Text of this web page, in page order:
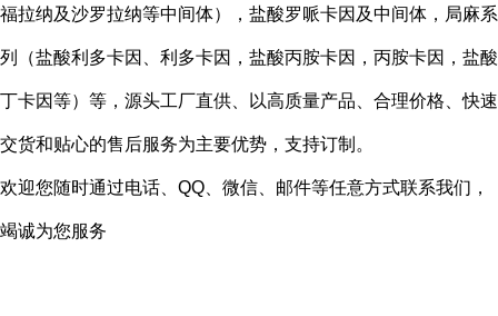
福拉纳及沙罗拉纳等中间体），盐酸罗哌卡因及中间体，局麻系
列（盐酸利多卡因、利多卡因，盐酸丙胺卡因，丙胺卡因，盐酸
丁卡因等）等，源头工厂直供、以高质量产品、合理价格、快速
交货和贴心的售后服务为主要优势，支持订制。
欢迎您随时通过电话、QQ、微信、邮件等任意方式联系我们，
竭诚为您服务